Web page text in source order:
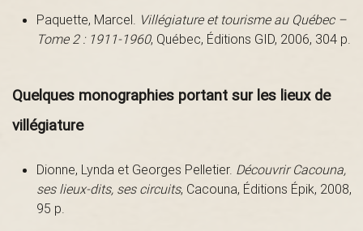
B
Paquette, Marcel. Villégiature et tourisme au Québec –
Tome 2 : 1911-1960, Québec, Éditions GID, 2006, 304 p.
Quelques monographies portant sur les lieux de
villégiature
Dionne, Lynda et Georges Pelletier. Découvrir Cacouna,
ses lieux-dits, ses circuits, Cacouna, Éditions Épik, 2008,
95 p.